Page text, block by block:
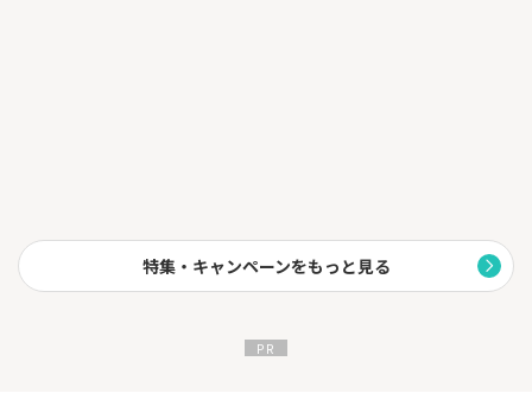
特集・キャンペーンをもっと見る